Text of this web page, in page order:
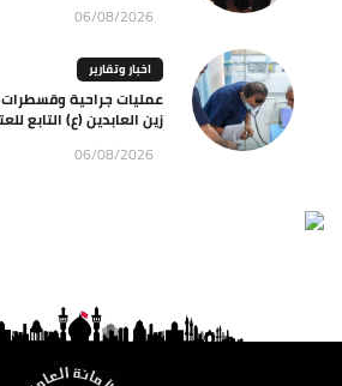
06/08/2026
اخبار وتقارير
عمليات جراحية
زين العابدين (ع) التابع
06/08/2026